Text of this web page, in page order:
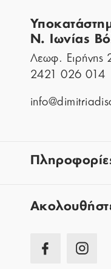
Ν. Ιωνίας
Λεωφ.
2421 026 014